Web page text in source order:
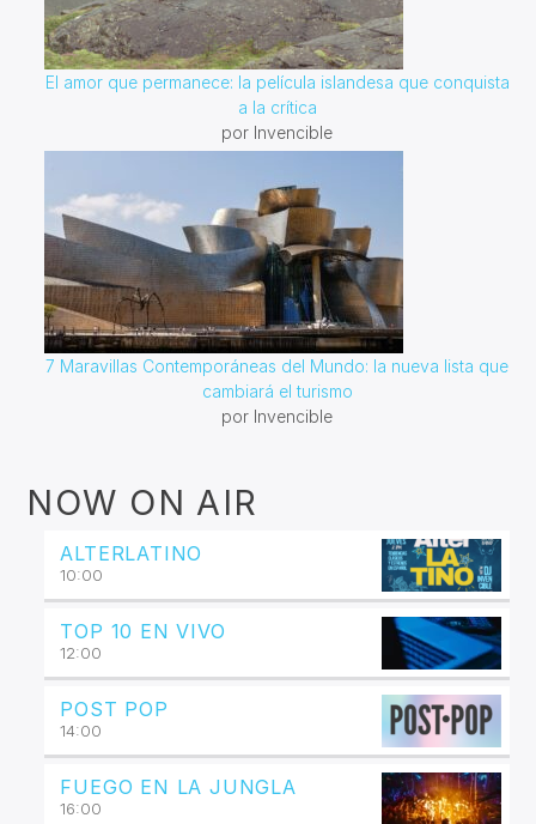
El amor que permanece: la película islandesa que conquista
a la crítica
por Invencible
7 Maravillas Contemporáneas del Mundo: la nueva lista que
cambiará el turismo
por Invencible
NOW ON AIR
ALTERLATINO
10:00
TOP 10 EN VIVO
12:00
POST POP
14:00
FUEGO EN LA JUNGLA
16:00